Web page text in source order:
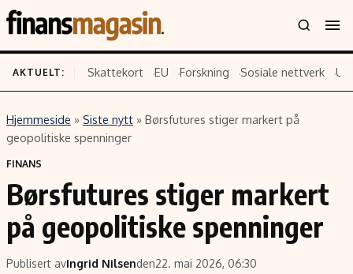
Innhold
Siste nytt
Eiendom
Energi og klima
Finans
Fritid
Emner
Politikk
Selskaper
Teknologi
AKTUELT: Skattekort EU Forskning Sosiale nettverk
Hjemmeside » Siste nytt » Børsfutures stiger markert på
geopolitiske spenninger
FINANS
Børsfutures stiger markert
på geopolitiske spenninger
Publisert avIngrid Nilsenden22. mai 2026, 06:30